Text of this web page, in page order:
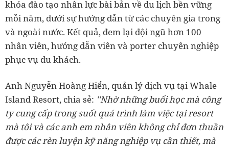
khóa đào tạo nhân lực bài bản về du lịch bền vững
mỗi năm, dưới sự hướng dẫn từ các chuyên gia trong
và ngoài nước. Kết quả, đem lại đội ngũ hơn 100
nhân viên, hướng dẫn viên và porter chuyên nghiệp
phục vụ du khách.
Anh Nguyễn Hoàng Hiển, quản lý dịch vụ tại Whale
Island Resort, chia sẻ: ''Nhờ những buổi học mà công
ty cung cấp trong suốt quá trình làm việc tại resort
mà tôi và các anh em nhân viên không chỉ đơn thuần
được các rèn luyện kỹ năng nghiệp vụ cần thiết, mà